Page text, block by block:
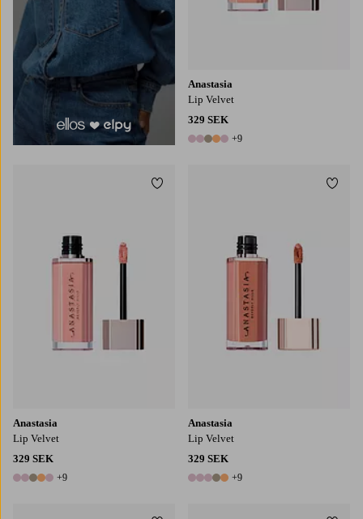
Anastasia
Lip Velvet
329 SEK
14 färger
+9
Anastasia
Lip Velvet
329 SEK
14 färger
+9
Lägg till i favoriter
Anastasia
Lip Velvet
329 SEK
14 färger
+9